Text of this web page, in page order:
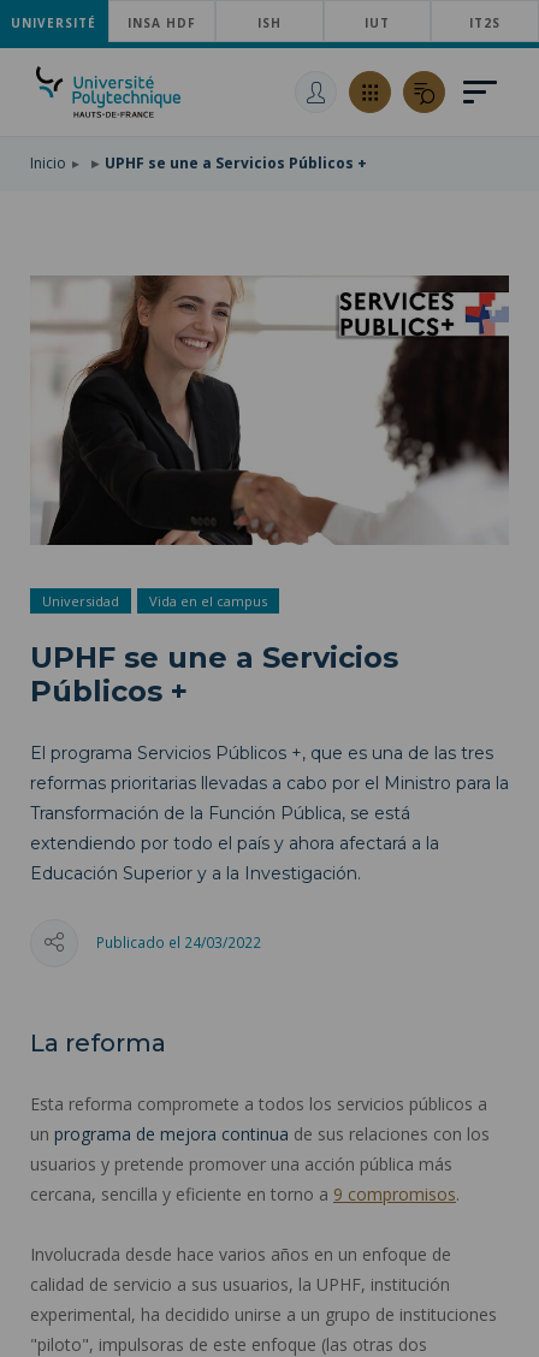
SKIP
TO
MAIN
NAVIGATION
PASAR
AL
CONTENIDO
SKIP
UNIVERSITÉ INSA HDF ISH IUT IT2S
Inicio UPHF se une a Servicios Públicos +
Universidad Vida en el campus
UPHF se une a Servicios
Públicos +
El programa Servicios Públicos +, que es una de las tres
reformas prioritarias llevadas a cabo por el Ministro para la
Transformación de la Función Pública, se está
extendiendo por todo el país y ahora afectará a la
Educación Superior y a la Investigación.
Publicado el 24/03/2022
La reforma
Esta reforma compromete a todos los servicios públicos a
un programa de mejora continua de sus relaciones con los
usuarios y pretende promover una acción pública más
cercana, sencilla y eficiente en torno a 9 compromisos.
Involucrada desde hace varios años en un enfoque de
calidad de servicio a sus usuarios, la UPHF, institución
experimental, ha decidido unirse a un grupo de instituciones
"piloto", impulsoras de este enfoque (las otras dos